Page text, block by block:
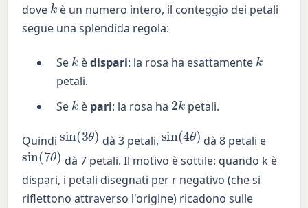
dove
è un numero intero, il conteggio dei petali
segue una splendida regola:
Se k èdispari: la rosa ha esattamente k
petali.
Se k è pari: la rosa ha 2k petali.
Quindi
sin(3θ)
dà 3 petali,
sin(4θ)
dà 8 petali e
sin(7θ)
dà 7 petali. Il motivo è sottile: quando k è
dispari, i petali disegnati per r negativo (che si
riflettono attraverso l'origine) ricadono sulle